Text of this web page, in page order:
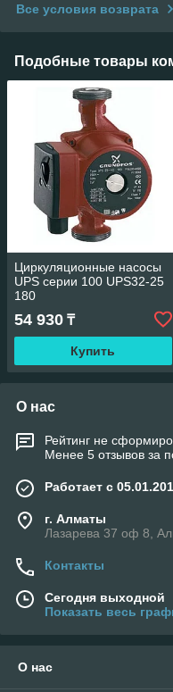
Все условия возврата
Подобные товары
Циркуляционные насосы
UPS серии 100 UPS32-25
180
54 930 ₸
Купить
О нас
Рейтинг не
Менее 5 отзывов за
Работает с
г. Алматы
Лазарева 37 оф 8,
Контакты
Сегодня выходной
Показать весь
О нас